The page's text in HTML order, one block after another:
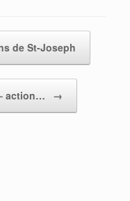
de St-Joseph
action… →